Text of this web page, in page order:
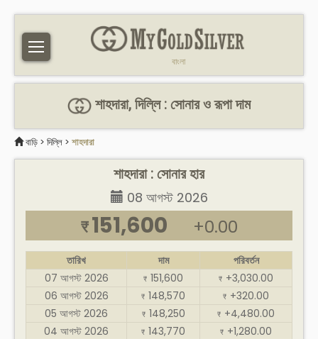
বাংলা
শাহদারা, দিল্লি : সোনার ও রূপা দাম
বাড়ি > দিল্লি > শাহদারা
শাহদারা : সোনার হার
08 আগস্ট 2026
₹ 151,600 +0.00
তারিখ দাম
পরিবর্তন
07 আগস্ট 2026
₹ 151,600 ₹ +3,030.00
06 আগস্ট 2026
₹ 148,570 ₹ +320.00
05 আগস্ট 2026
₹ 148,250 ₹ +4,480.00
04 আগস্ট 2026
₹ 143,770 ₹ +1,280.00